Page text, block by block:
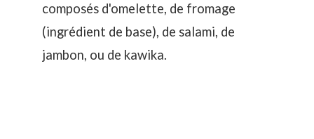
composés d'omelette, de fromage
(ingrédient de base), de salami, de
jambon, ou de kawika.